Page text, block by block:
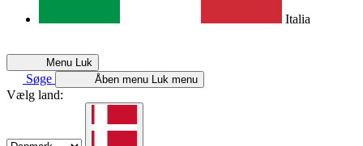
Italia
Menu Luk
Søge Åben menu Luk menu
Vælg land: